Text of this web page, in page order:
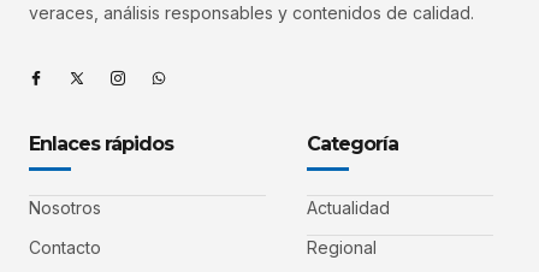
veraces, análisis responsables y contenidos de calidad.
Enlaces rápidos
Nosotros
Contacto
Categoría
Actualidad
Regional